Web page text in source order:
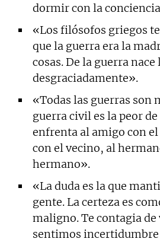
dormir con la
«Los filósofos griegos
que la guerra era la
cosas. De la guerra nace
desgraciadamente».
«Todas las guerras son
guerra civil es la peor
enfrenta al amigo con
con el vecino, al
hermano».
«La duda es la que
gente. La certeza es
maligno. Te contagia de
sentimos incertidumbre